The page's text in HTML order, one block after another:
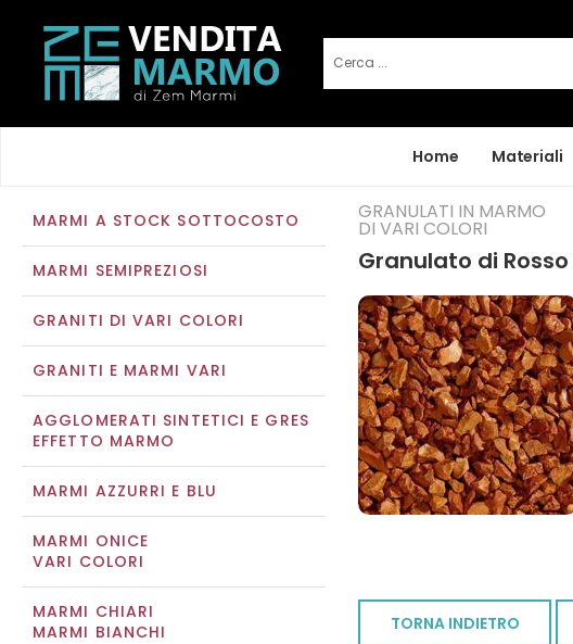
Home Materiali
MARMI A STOCK SOTTOCOSTO
MARMI SEMIPREZIOSI
GRANITI DI VARI COLORI
GRANITI E MARMI VARI
AGGLOMERATI SINTETICI E GRES
EFFETTO MARMO
MARMI AZZURRI E BLU
MARMI ONICE
VARI COLORI
MARMI CHIARI
MARMI BIANCHI
GRANULATI IN MARMO
DI VARI COLORI
Granulato di Rosso
TORNA INDIETRO